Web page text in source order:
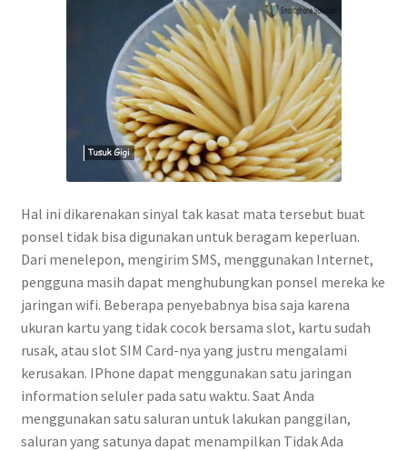
Hal ini dikarenakan sinyal tak kasat mata tersebut buat
ponsel tidak bisa digunakan untuk beragam keperluan.
Dari menelepon, mengirim SMS, menggunakan Internet,
pengguna masih dapat menghubungkan ponsel mereka ke
jaringan wifi. Beberapa penyebabnya bisa saja karena
ukuran kartu yang tidak cocok bersama slot, kartu sudah
rusak, atau slot SIM Card-nya yang justru mengalami
kerusakan. IPhone dapat menggunakan satu jaringan
information seluler pada satu waktu. Saat Anda
menggunakan satu saluran untuk lakukan panggilan,
saluran yang satunya dapat menampilkan Tidak Ada